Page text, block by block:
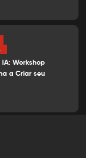
Workshop
a Criar seu